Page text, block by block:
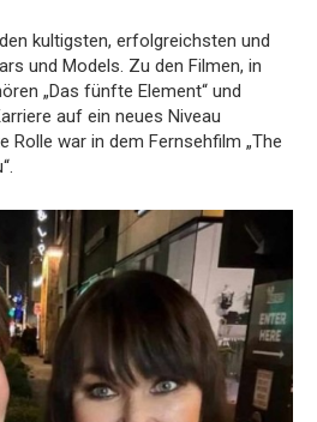
kultigsten, erfolgreichsten und
und Models. Zu den Filmen, in
„Das fünfte Element“ und
auf ein neues Niveau
Rolle war in dem Fernsehfilm „The